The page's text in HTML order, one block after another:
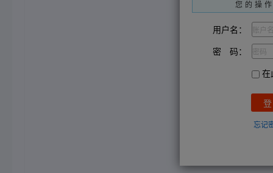
您的操
用户名：
密 码：
在
忘记